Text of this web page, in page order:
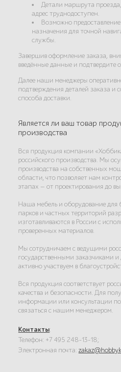
Детали маршрута
адрес труднодоступен.
Возможно
назначения для точной
службы.
Завершив оформление заказа,
введённые данные и подтвердите
Далее наши менеджеры
подтверждения деталей заказа и
способа доставки.
Является ли ваш товар
производства
Вся продукция компании
российского производства. Мы
производства на собственных
области, что позволяет нам
этапах — от проектирования до
Наша мебель и оборудование для
парков и частных территорий
изготавливаются в России с
проверенных материалов.
Мы сотрудничаем с ведущими
государственными заказчиками и
активно участвуем в
Вся продукция соответствует
качества и безопасности. Для
информации или консультации
связаться с нашим менеджером.
Контакты:
Телефон: +7 495 248-13-18;
Электронная почта: